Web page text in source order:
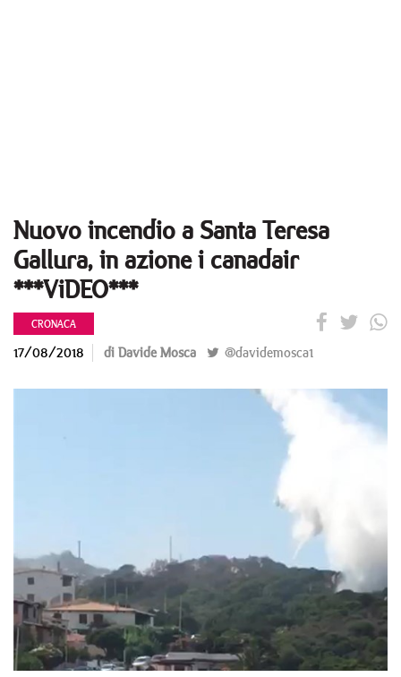
Nuovo incendio a Santa Teresa
Gallura, in azione i canadair
***ViDEO***
CRONACA
17/08/2018 di Davide Mosca @davidemosca1